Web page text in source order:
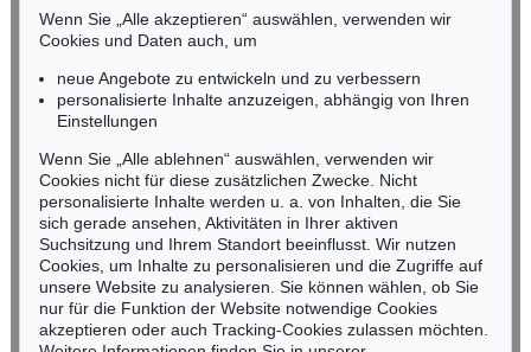
Auktion 301 - Lot 1902
ROBERT MUSIL
Grigia
Ergebnis:€ 226
Mobil: +49 (0)171 8618661
n.kassel@kettererkunst.de
Keine Auktion mehr verpassen!
Wir informieren Sie rechtzeitig.
Jetzt zum Newsletter anmelden >
Wenn Sie „Alle akzeptieren“ auswählen, verwenden wir
Cookies und Daten auch, um
neue Angebote zu entwickeln und zu verbessern
personalisierte Inhalte anzuzeigen, abhängig von Ihren
Einstellungen
Wenn Sie „Alle ablehnen“ auswählen, verwenden wir
Cookies nicht für diese zusätzlichen Zwecke. Nicht
personalisierte Inhalte werden u. a. von Inhalten, die Sie
sich gerade ansehen, Aktivitäten in Ihrer aktiven
Suchsitzung und Ihrem Standort beeinflusst. Wir nutzen
Cookies, um Inhalte zu personalisieren und die Zugriffe auf
unsere Website zu analysieren. Sie können wählen, ob Sie
nur für die Funktion der Website notwendige Cookies
akzeptieren oder auch Tracking-Cookies zulassen möchten.